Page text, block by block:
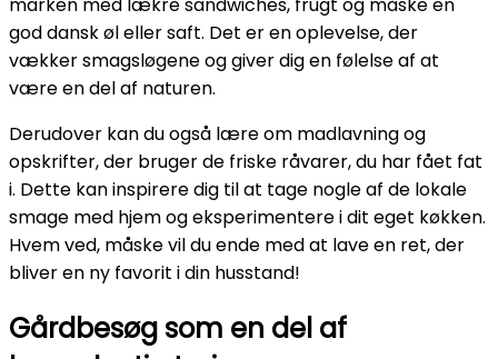
god dansk øl eller saft. Det er en oplevelse, der
vækker smagsløgene og giver dig en følelse af at
være en del af naturen.
Derudover kan du også lære om madlavning og
opskrifter, der bruger de friske råvarer, du har fået fat
i. Dette kan inspirere dig til at tage nogle af de lokale
smage med hjem og eksperimentere i dit eget køkken.
Hvem ved, måske vil du ende med at lave en ret, der
bliver en ny favorit i din husstand!
Gårdbesøg som en del af